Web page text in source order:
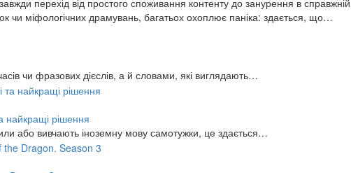
перехід від простого споживання контенту до занурення в
чи міфологічних драмувань, багатьох охоплює паніка: здається, що…
чи фразових дієслів, а й словами, які виглядають…
найкращі рішення
або вивчають іноземну мову самотужки, це здається…